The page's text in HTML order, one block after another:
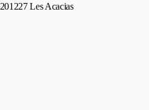
1227 Les Acacias